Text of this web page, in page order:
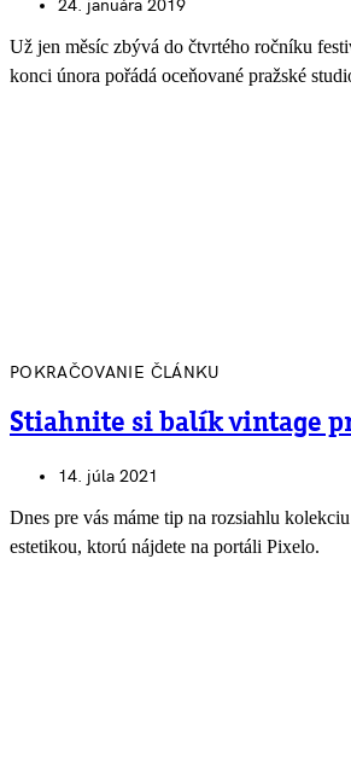
24. januára 2019
Už jen měsíc zbývá do čtvrtého ročníku
konci února pořádá oceňované pražské
POKRAČOVANIE ČLÁNKU
Stiahnite si balík vintage
14. júla 2021
Dnes pre vás máme tip na rozsiahlu
estetikou, ktorú nájdete na portáli Pixelo.